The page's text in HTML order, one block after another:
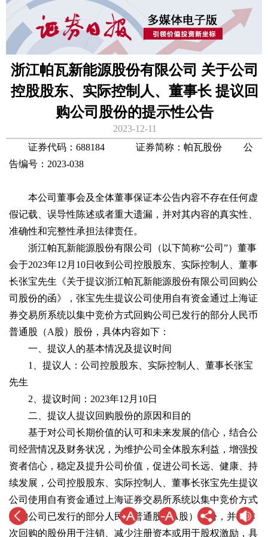
浙江帕瓦新能源股份有限公司 关于公司
控股股东、实际控制人、董事长 提议回
购公司股份的提示性公告
2023-12-11
证券代码：688184 证券简称：帕瓦股份 公
告编号：2023-038
本公司董事会及全体董事保证本公告内容不存在任何虚
假记载、误导性陈述或者重大遗漏，并对其内容的真实性、
准确性和完整性承担法律责任。
浙江帕瓦新能源股份有限公司（以下简称“公司”）董事
会于2023年12月10日收到公司控股股东、实际控制人、董事
长张宝先生《关于提议浙江帕瓦新能源股份有限公司回购公
司股份的函》，张宝先生提议公司使用自有资金通过上海证
券交易所系统以集中竞价方式回购公司已发行的部分人民币
普通股（A股）股份，具体内容如下：
一、提议人的基本情况及提议时间
1、提议人：公司控股股东、实际控制人、董事长张宝
先生
2、提议时间：2023年12月10日
二、提议人提议回购股份的原因和目的
基于对公司长期价值的认可和未来发展的信心，结合公
司经营情况及财务状况，为维护公司全体股东利益，增强投
资者信心，稳定及提升公司价值，促进公司长远、健康、持
续发展，公司控股股东、实际控制人、董事长张宝先生提议
公司使用自有资金通过上海证券交易所系统以集中竞价方式
回购公司已发行的部分人民币普通股（A股）股份，并将本
次回购的股份用于注销、减少注册资本或用于股权激励，具